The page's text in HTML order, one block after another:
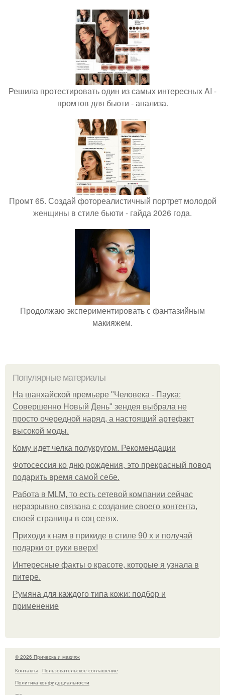
Решила протестировать один из самых интересных AI -
промтов для бьюти - анализа.
Промт 65. Создай фотореалистичный портрет молодой
женщины в стиле бьюти - гайда 2026 года.
Продолжаю экспериментировать с фантазийным
макияжем.
Популярные материалы
На шанхайской премьере "Человека - Паука:
Совершенно Новый День" зендея выбрала не
просто очередной наряд, а настоящий артефакт
высокой моды.
Кому идет челка полукругом. Рекомендации
Фотосессия ко дню рождения, это прекрасный повод
подарить время самой себе.
Работа в MLM, то есть сетевой компании сейчас
неразрывно связана с создание своего контента,
своей страницы в соц сетях.
Приходи к нам в прикиде в стиле 90 х и получай
подарки от руки вверх!
Интересные факты о красоте, которые я узнала в
питере.
Румяна для каждого типа кожи: подбор и
применение
© 2026 Прическа и макияж
Контакты
Пользовательское соглашение
Политика конфидециальности